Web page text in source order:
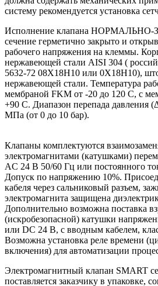
систему рекомендуется установка
Исполнение клапана
сечение герметично закрыто и
рабочего напряжения на клеммы.
нержавеющей стали AISI 304 (
5632-72 08Х18Н10 или 0Х18Н10),
нержавеющей стали. Температура
мембраной FKM от -20 до 120 С, с
+90 С. Диапазон перепада давления
МПа (от 0 до 10 бар).
Клапаны комплектуются
электромагнитами (катушками)
AC 24 В 50/60 Гц или постоянного
Допуск по напряжению 10%.
кабеля через сальниковый разъем,
электромагнита защищена
Дополнительно возможна поставка
(искробезопасной) катушки
или DC 24 В, с вводным кабелем,
Возможна установка реле времени
включения) для автоматизации
Электромагнитный клапан SMART
поставляется заказчику в упаковке,